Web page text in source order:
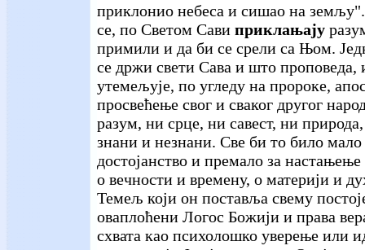
приклонио небеса и сишао на земљу".
се, по Светом Сави приклањају
примили и да би се срели са Њом.
се држи свети Сава и што проповеда,
утемељује, по угледу на пророке,
просвећење свог и сваког другог
разум, ни срце, ни савест, ни
знани и незнани. Све би то било мало
достојанство и премало за
о вечности и времену, о материји и
Темељ који он поставља свему
оваплоћени Логос Божији и права
схвата као психолошко уверење или